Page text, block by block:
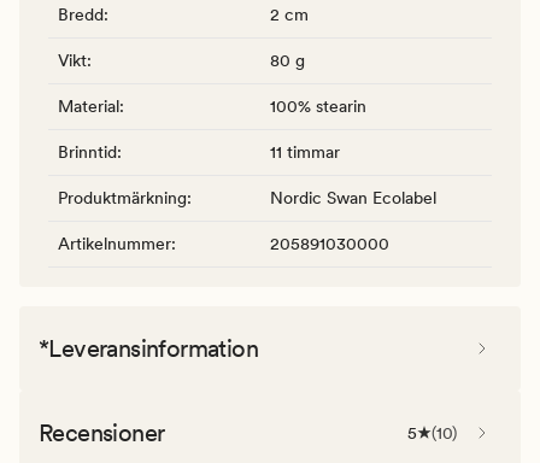
Bredd: 2 cm
Vikt: 80 g
Material: 100% stearin
Brinntid: 11 timmar
Produktmärkning: Nordic Swan Ecolabel
Artikelnummer: 205891030000
*Leveransinformation
Recensioner 5 (10)